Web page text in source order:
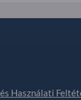
Használati